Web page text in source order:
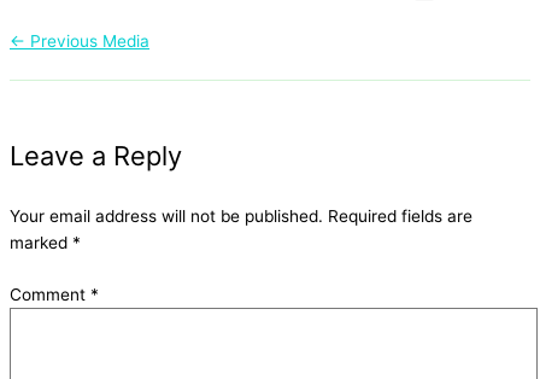
← Previous Media
Leave a Reply
Your email address will not be published. Required fields are
marked *
Comment *